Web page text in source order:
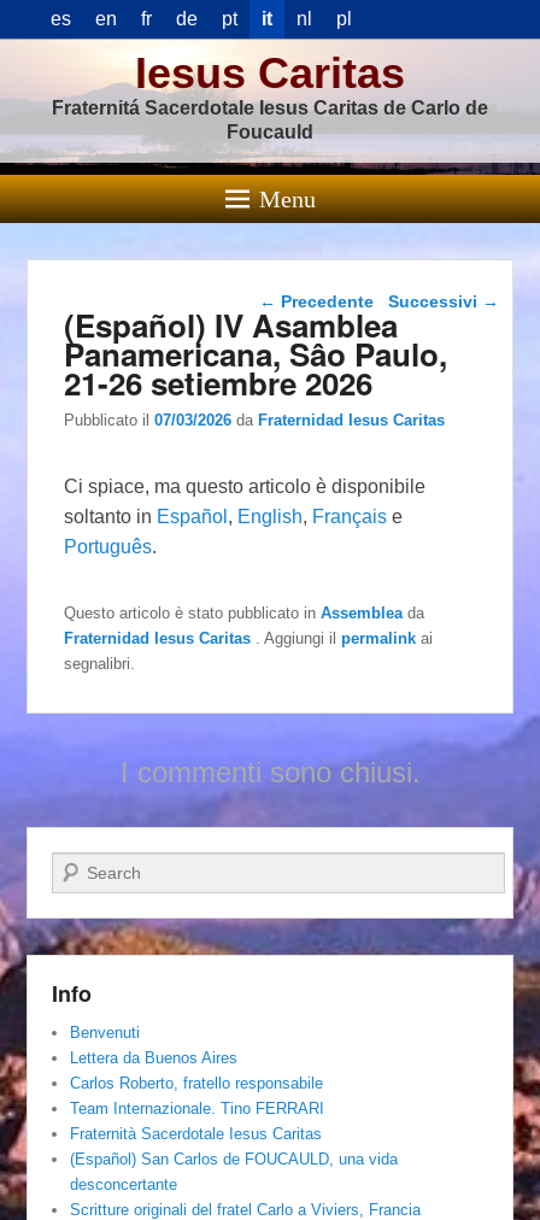
es en fr de pt it nl pl
Iesus Caritas
Fraternitá Sacerdotale Iesus Caritas de Carlo de
Foucauld
Menu
Navigazione articolo
← Precedente Successivi →
(Español) IV Asamblea
Panamericana, Sâo Paulo,
21-26 setiembre 2026
Pubblicato il07/03/2026 daFraternidad Iesus Caritas
Ci spiace, ma questo articolo è disponibile
soltanto in Español , English, Français e
Português.
Questo articolo è stato pubblicato inAssemblea da
Fraternidad Iesus Caritas
. Aggiungi ilpermalink ai
segnalibri.
I commenti sono chiusi.
Cerca
Info
Benvenuti
Lettera da Buenos Aires
Carlos Roberto, fratello responsabile
Team Internazionale. Tino FERRARI
Fraternità Sacerdotale Iesus Caritas
(Español) San Carlos de FOUCAULD, una vida
desconcertante
Scritture originali del fratel Carlo a Viviers, Francia